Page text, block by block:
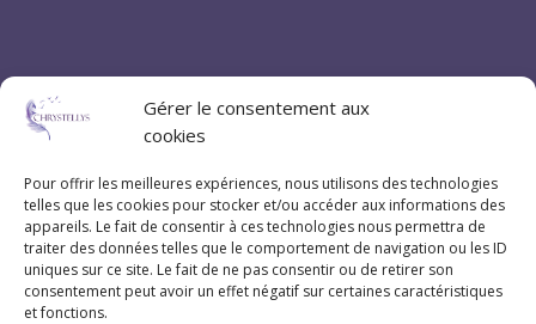
Gérer le consentement aux
cookies
Pour offrir les meilleures expériences, nous utilisons des technologies
telles que les cookies pour stocker et/ou accéder aux informations des
appareils. Le fait de consentir à ces technologies nous permettra de
traiter des données telles que le comportement de navigation ou les ID
uniques sur ce site. Le fait de ne pas consentir ou de retirer son
consentement peut avoir un effet négatif sur certaines caractéristiques
et fonctions.